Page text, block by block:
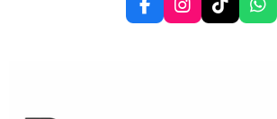
F
a
I
n
T
i
W
h